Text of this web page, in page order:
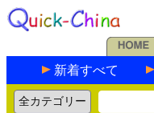
新着すべて